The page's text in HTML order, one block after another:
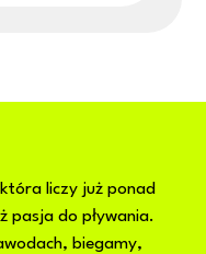
liczy już ponad
pasja do pływania.
biegamy,